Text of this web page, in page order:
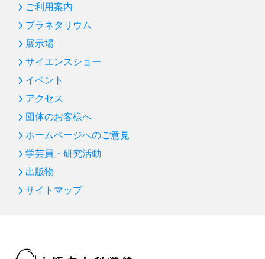
ご利用案内
プラネタリウム
展示場
サイエンスショー
イベント
アクセス
団体のお客様へ
ホームページへのご意見
学芸員・研究活動
出版物
サイトマップ